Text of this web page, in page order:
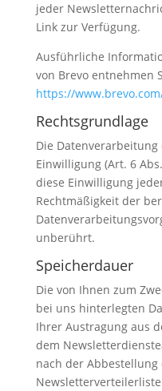
jeder
Link zur Verfügung.
Ausführliche
von Brevo entnehmen
https://
Rechtsgrundlage
Die
Einwilligung (Art. 6
diese Einwilligung
Rechtmäßigkeit der
unberührt.
Speicherdauer
Die von Ihnen zum
bei uns hinterlegten
Ihrer Austragung aus
dem
nach der